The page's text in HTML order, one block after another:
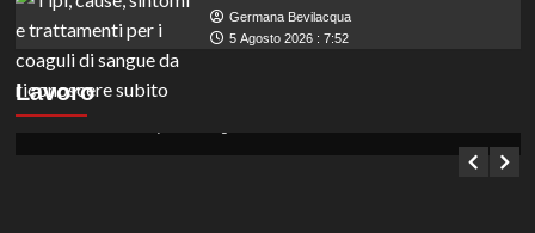
Germana Bevilacqua
5 Agosto 2026 : 7:52
Lavoro
Concorsi in Lazio: opportunità di lavoro per
diplomati e laureati in vari settori.